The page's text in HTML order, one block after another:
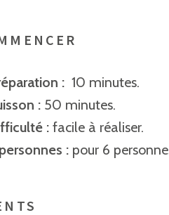
: 10 minutes.
: 50 minutes.
: facile à réaliser.
: pour 6